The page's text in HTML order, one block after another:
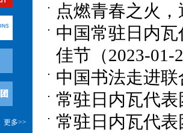
更多>>
点燃青春之火
中国常驻日内
佳节（2023-01-
中国书法走进联
常驻日内瓦代
常驻日内瓦代